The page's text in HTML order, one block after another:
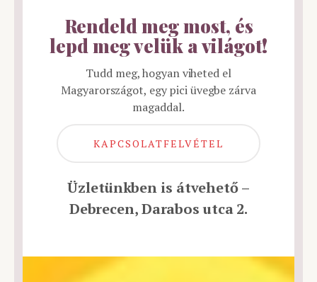
Rendeld meg most, és
lepd meg velük a világot!
Tudd meg, hogyan viheted el
Magyarországot, egy pici üvegbe zárva
magaddal.
KAPCSOLATFELVÉTEL
Üzletünkben is átvehető –
Debrecen, Darabos utca 2.